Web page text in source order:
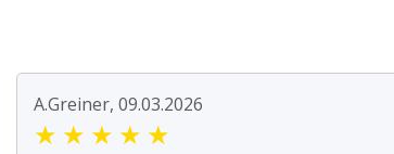
A.Greiner, 09.03.2026
★ ★ ★ ★ ★